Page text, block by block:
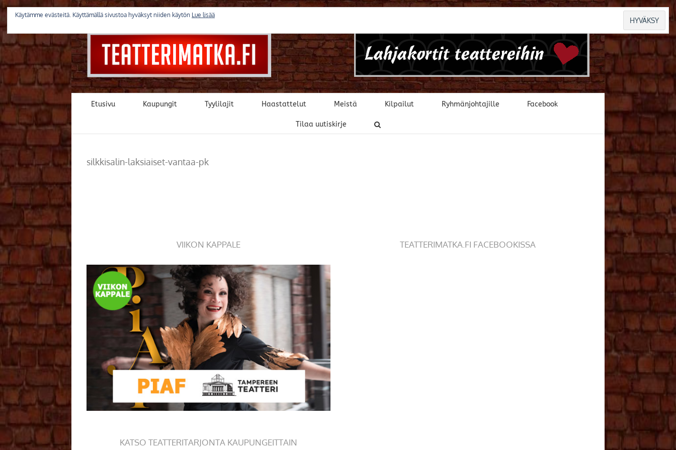
Skip
content
Etusivu Kaupungit Tyylilajit Haastattelut Meistä Kilpailut Ryhmänjohtajille Facebook
Tilaa uutiskirje
silkkisalin-laksiaiset-vantaa-pk
VIIKON KAPPALE
KATSO TEATTERITARJONTA KAUPUNGEITTAIN
TEATTERIMATKA.FI FACEBOOKISSA
Käytämme evästeitä. Käyttämällä sivustoa hyväksyt niiden käytön Lue lisää